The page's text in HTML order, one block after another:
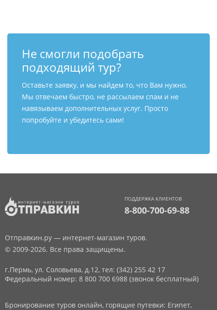
Не смогли подобрать
подходящий тур?
Оставьте заявку, и мы найдем то, что Вам нужно.
Мы отвечаем быстро, не рассылаем спам и не
навязываем дополнительных услуг. Просто
попробуйте и убедитесь сами!
ПОДДЕРЖКА КЛИЕНТОВ
8-800-700-69-88
Отправкин.ру — интернет-магазин туров.
© 2009-2026. Все права защищены.
г.Пермь, ул. Соловьева, д.12, тел: (342) 255 42 17
Федеральный номер: 8 800 700 6988 (звонок бесплатный)
Бронирование туров онлайн, горящие путевки: Египет,